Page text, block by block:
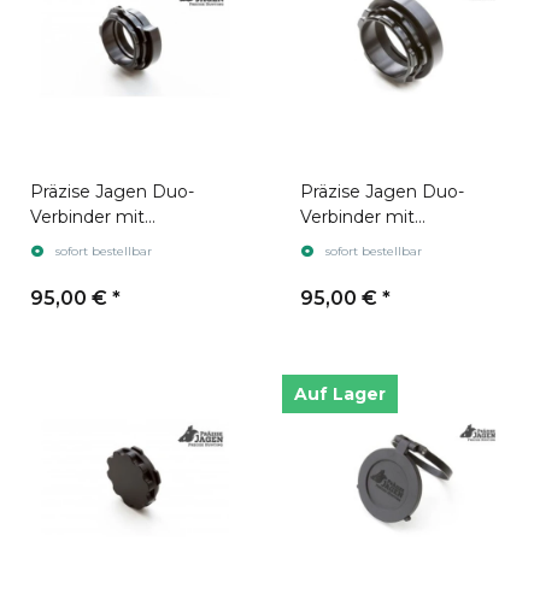
Präzise Jagen Duo-
Verbinder mit
Anschlussgewinde
sofort bestellbar
95,00 € *
Präzise Jagen Duo-
Verbinder mit
Anschlussgewinde
Thunder)
sofort bestellbar
95,00 € *
Auf Lager